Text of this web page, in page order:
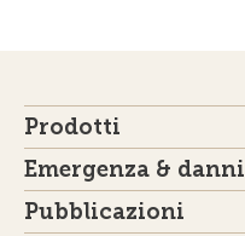
Prodotti
Emergenza & danni
Pubblicazioni